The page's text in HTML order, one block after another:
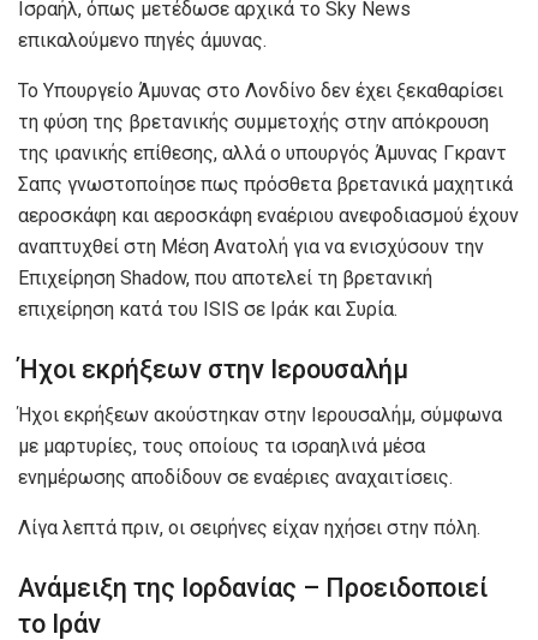
Ισραήλ, όπως μετέδωσε αρχικά το Sky News
επικαλούμενο πηγές άμυνας.
Το Υπουργείο Άμυνας στο Λονδίνο δεν έχει ξεκαθαρίσει
τη φύση της βρετανικής συμμετοχής στην απόκρουση
της ιρανικής επίθεσης, αλλά ο υπουργός Άμυνας Γκραντ
Σαπς γνωστοποίησε πως πρόσθετα βρετανικά μαχητικά
αεροσκάφη και αεροσκάφη εναέριου ανεφοδιασμού έχουν
αναπτυχθεί στη Μέση Ανατολή για να ενισχύσουν την
Επιχείρηση Shadow, που αποτελεί τη βρετανική
επιχείρηση κατά του ISIS σε Ιράκ και Συρία.
Ήχοι εκρήξεων στην Ιερουσαλήμ
Ήχοι εκρήξεων ακούστηκαν στην Ιερουσαλήμ, σύμφωνα
με μαρτυρίες, τους οποίους τα ισραηλινά μέσα
ενημέρωσης αποδίδουν σε εναέριες αναχαιτίσεις.
Λίγα λεπτά πριν, οι σειρήνες είχαν ηχήσει στην πόλη.
Ανάμειξη της Ιορδανίας – Προειδοποιεί
το Ιράν